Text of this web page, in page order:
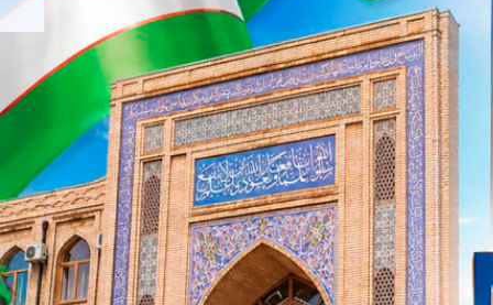
o‘
rt
a
si
d